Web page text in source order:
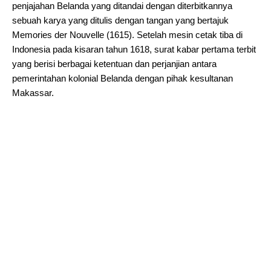
penjajahan Belanda yang ditandai dengan diterbitkannya
sebuah karya yang ditulis dengan tangan yang bertajuk
Memories der Nouvelle (1615). Setelah mesin cetak tiba di
Indonesia pada kisaran tahun 1618, surat kabar pertama terbit
yang berisi berbagai ketentuan dan perjanjian antara
pemerintahan kolonial Belanda dengan pihak kesultanan
Makassar.